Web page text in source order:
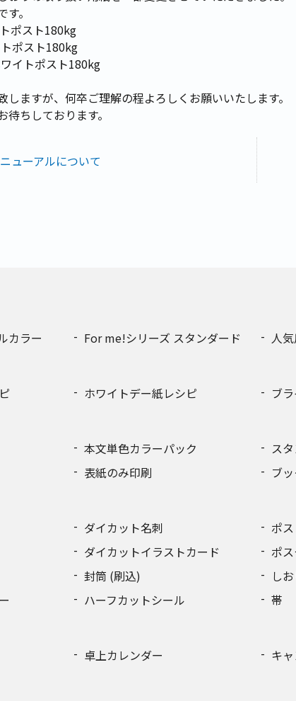
。
ポスト180kg
ポスト180kg
イトポスト180kg
ますが、何卒ご理解の程よろしくお願いいたします。
ちしております。
ューアルについて
カラー
For me!シリーズ スタンダード 人
ホワイトデー紙レシピ ブ
本文単色カラーパック ス
表紙のみ印刷 ブ
ダイカット名刺 ポ
ダイカットイラストカード ポ
封筒 (刷込) し
ハーフカットシール 帯
卓上カレンダー キ